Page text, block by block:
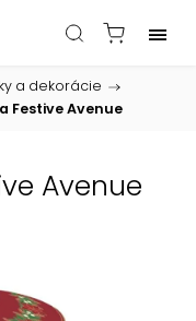
a dekorácie /
Festive Avenue
Avenue